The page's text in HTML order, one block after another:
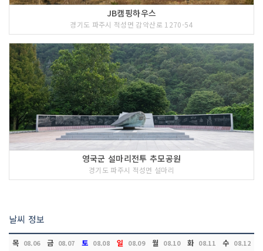
JB캠핑하우스
경기도 파주시 적성면 감악산로 1270-54
영국군 설마리전투 추모공원
경기도 파주시 적성면 설마리
날씨 정보
목 08.06 금 08.07 토 08.08 일 08.09 월 08.10 화 08.11 수 08.12